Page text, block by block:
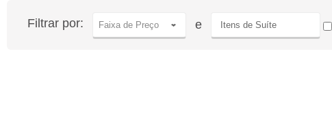
Filtrar por: Faixa de Preço e